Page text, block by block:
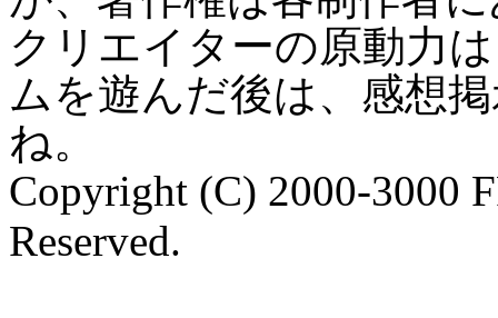
クリエイターの原動力
ムを遊んだ後は、感想
ね。
Copyright (C) 2000-3000
Reserved.